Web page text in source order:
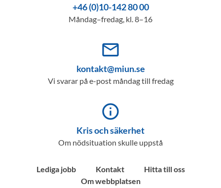
+46 (0)10-142 80 00
Måndag–fredag, kl. 8–16
mail_outline
kontakt@miun.se
Vi svarar på e-post måndag till fredag
info_outline
Kris och säkerhet
Om nödsituation skulle uppstå
Lediga jobb Kontakt
Hitta till oss
Om webbplatsen